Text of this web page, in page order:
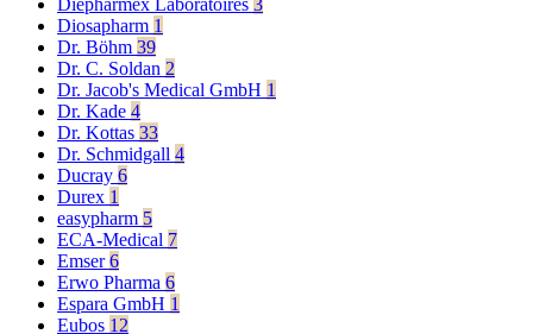
Diepharmex Laboratoires 3
Diosapharm 1
Dr. Böhm 39
Dr. C. Soldan 2
Dr. Jacob's Medical GmbH 1
Dr. Kade 4
Dr. Kottas 33
Dr. Schmidgall 4
Ducray 6
Durex 1
easypharm 5
ECA-Medical 7
Emser6
Erwo Pharma 6
Espara GmbH 1
Eubos 12